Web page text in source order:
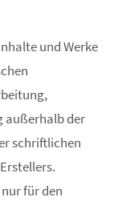
und Werke
außerhalb der
schriftlichen
für den